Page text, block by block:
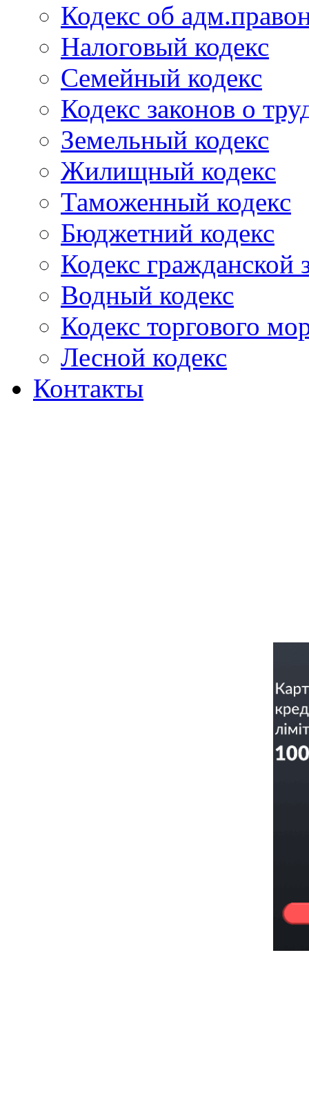
Кодекс об
Налоговый кодекс
Семейный кодекс
Кодекс законов о
Земельный кодекс
Жилищный кодекс
Таможенный кодекс
Бюджетний кодекс
Кодекс гражданской
Водный кодекс
Кодекс торгового
Лесной кодекс
Контакты